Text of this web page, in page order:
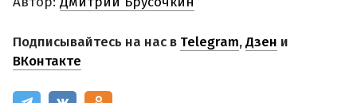
Подписывайтесь на нас в Telegram,Дзен и
ВКонтакте